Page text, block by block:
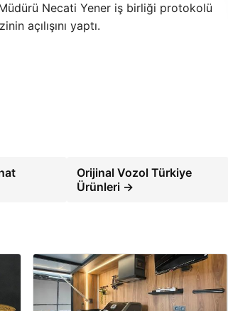
Necati Yener iş birliği protokolü
açılışını yaptı.
Orijinal Vozol Türkiye
Ürünleri →